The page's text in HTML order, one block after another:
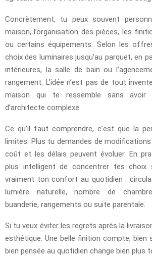
Concrètement, tu peux souvent
maison, l’organisation des pièces, les
ou certains équipements. Selon les
choix des luminaires jusqu’au parquet, en
intérieures, la salle de bain ou
rangement. L’idée n’est pas de tout
maison qui te ressemble sans
d’architecte complexe.
Ce qu’il faut comprendre, c’est que la
limites. Plus tu demandes de
coût et les délais peuvent évoluer. En
plus intelligent de concentrer tes choix
vraiment ton confort au quotidien :
lumière naturelle, nombre de
buanderie, rangements ou suite parentale.
Si tu veux éviter les regrets après la
esthétique. Une belle finition compte, bien
bien pensée au quotidien change bien plus